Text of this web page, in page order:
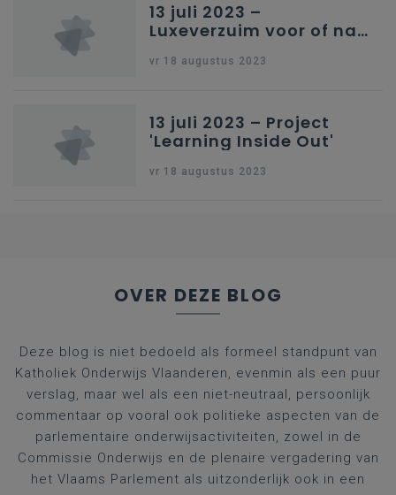
13 juli 2023 –
Luxeverzuim voor of na
vr 18 augustus 2023
13 juli 2023 – Project
'Learning Inside Out'
vr 18 augustus 2023
OVER DEZE BLOG
Deze blog is niet bedoeld als formeel standpunt van
Katholiek Onderwijs Vlaanderen, evenmin als een puur
verslag, maar wel als een niet-neutraal, persoonlijk
commentaar op vooral ook politieke aspecten van de
parlementaire onderwijsactiviteiten, zowel in de
Commissie Onderwijs en de plenaire vergadering van
het Vlaams Parlement als uitzonderlijk ook in een